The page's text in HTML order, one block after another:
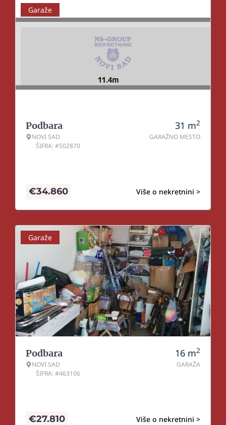
Garaže
Podbara
NOVI SAD
ŠIFRA: #502870
31 m2
GARAŽNO MESTO
Više o nekretnini >
€34.860
Garaže
Podbara
NOVI SAD
ŠIFRA: #463106
16 m2
GARAŽA
Više o nekretnini >
€27.810